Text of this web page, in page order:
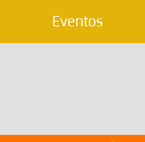
Eventos